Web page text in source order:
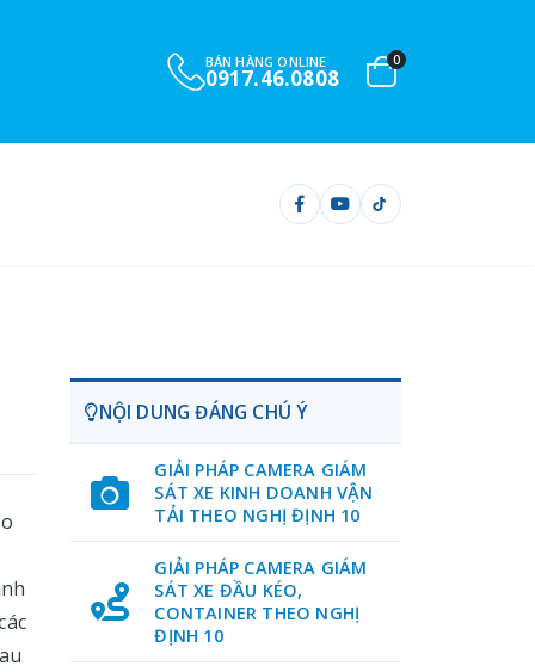
BÁN HÀNG ONLINE
0917.46.0808
0
NỘI DUNG ĐÁNG CHÚ Ý
GIẢI PHÁP CAMERA GIÁM
SÁT XE KINH DOANH VẬN
TẢI THEO NGHỊ ĐỊNH 10
GIẢI PHÁP CAMERA GIÁM
SÁT XE ĐẦU KÉO,
CONTAINER THEO NGHỊ
ĐỊNH 10